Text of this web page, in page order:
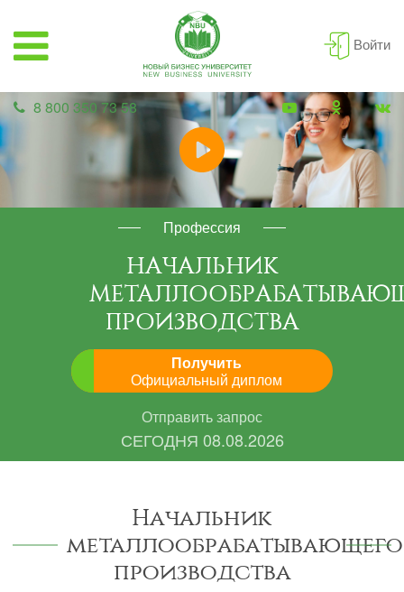
Войти
8 800 350 73 58
Профессия
НАЧАЛЬНИК
ПРОИЗВОДСТВА
Получить
Официальный диплом
Отправить запрос
СЕГОДНЯ 08.08.2026
Начальник
металлообрабатывающего
производства